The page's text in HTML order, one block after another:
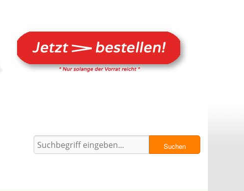
Suchen